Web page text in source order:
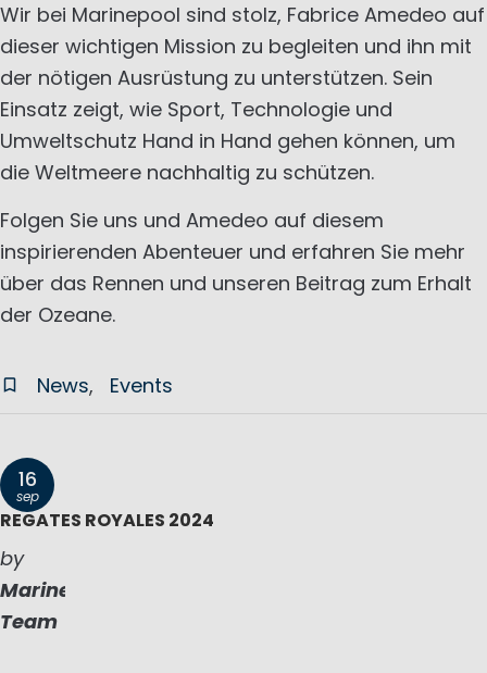
Wir bei Marinepool sind stolz, Fabrice Amedeo auf
dieser wichtigen Mission zu begleiten und ihn mit
der nötigen Ausrüstung zu unterstützen. Sein
Einsatz zeigt, wie Sport, Technologie und
Umweltschutz Hand in Hand gehen können, um
die Weltmeere nachhaltig zu schützen.
Folgen Sie uns und Amedeo auf diesem
inspirierenden Abenteuer und erfahren Sie mehr
über das Rennen und unseren Beitrag zum Erhalt
der Ozeane.
News Events
16
sep
REGATES ROYALES 2024
by
Marinepool
Team